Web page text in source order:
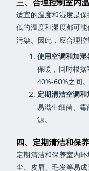
三、合理控制室内
适宜的温度和湿度是
低的温度和湿度都可
污染。因此，应合理控
使用空调和加湿
保暖，同时根
40%-60%之间。
定期清洁空调
易滋生细菌、
源。
四、定期清洁和保
定期清洁和保养室内
尘、皮屑、毛发等易